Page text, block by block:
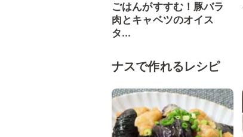
ごはんがすすむ！豚バラ
肉とキャベツのオイス
タ...
ナスで作れるレシピ